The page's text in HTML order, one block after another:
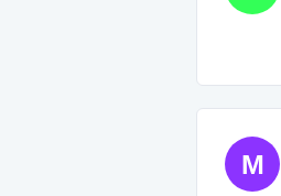
M